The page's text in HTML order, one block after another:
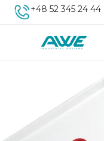
+48 52 345 24 44